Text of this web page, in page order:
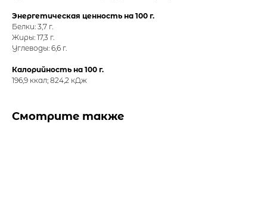
Энергетическая ценность на 100 г.
Белки: 3,7 г.
Жиры: 17,3 г.
Углеводы: 6,6 г.
Калорийность на 100 г.
196,9 ккал; 824,2 кДж
Смотрите также